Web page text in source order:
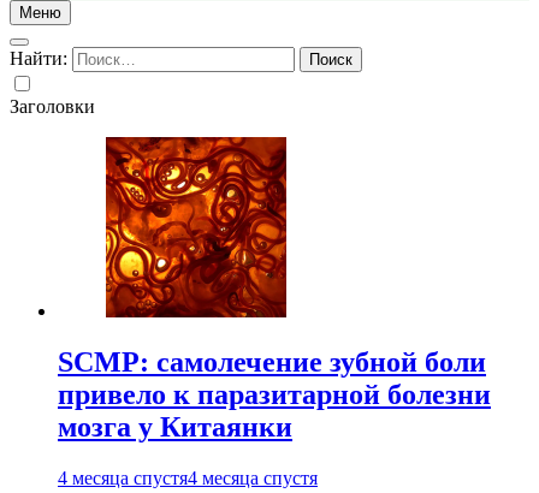
Меню
Найти:
Заголовки
SCMP: самолечение зубной боли
привело к паразитарной болезни
мозга у Китаянки
4 месяца спустя4 месяца спустя